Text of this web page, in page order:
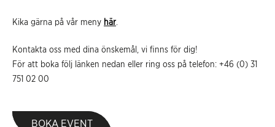
Kika gärna på vår meny här.
Kontakta oss med dina önskemål, vi finns för dig!
För att boka följ länken nedan eller ring oss på telefon: +46 (0) 31
751 02 00
BOKA EVENT